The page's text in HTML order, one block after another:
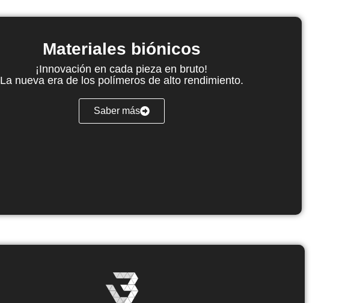
Materiales biónicos
¡Innovación en cada pieza en bruto!
La nueva era de los polímeros de alto rendimiento.
Saber más